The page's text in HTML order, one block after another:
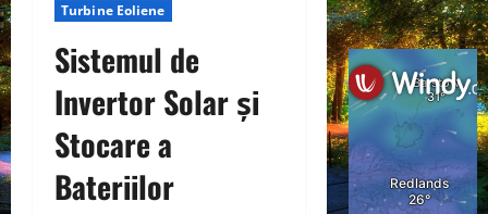
Turbine Eoliene
Sistemul de
Invertor Solar și
Stocare a
Bateriilor